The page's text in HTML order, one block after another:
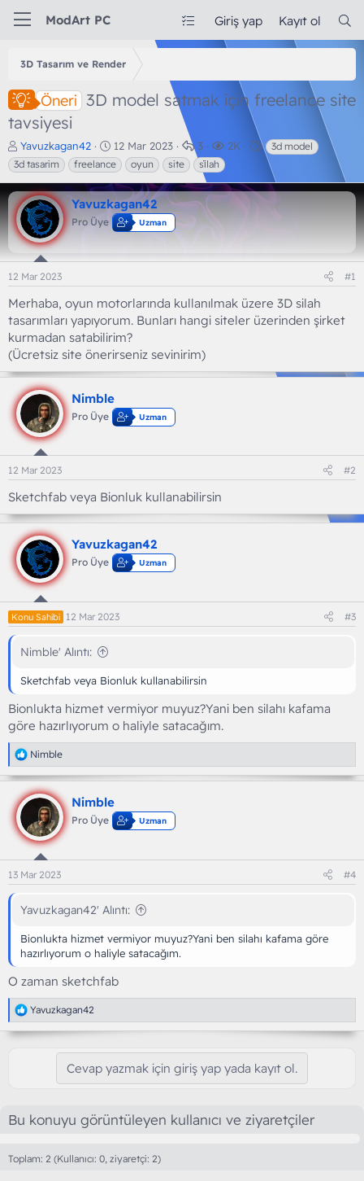
ModArt PC Giriş yap Kayıt ol
3D Tasarım ve Render
Öneri 3D model satmak için freelance site
tavsiyesi
K
o
n
b
u
y
u
b
a
ş
a
t
a
n
Yavuzkagan42
B
a
ş
l
a
n
g
ç
r
i
h
i
12 Mar 2023
C
e
v
a
p
3
G
ü
e
2K
E
t
k
r
3d model
3d tasarim
freelance oyun site si̇lah
Yavuzkagan42
Pro Üye Uzman
12 Mar 2023 #1
Merhaba, oyun motorlarında kullanılmak üzere 3D silah
tasarımları yapıyorum. Bunları hangi siteler üzerinden şirket
kurmadan satabilirim?
(Ücretsiz site önerirseniz sevinirim)
Nimble
Pro Üye Uzman
12 Mar 2023 #2
Sketchfab veya Bionluk kullanabilirsin
Yavuzkagan42
Pro Üye Uzman
Konu Sahibi 12 Mar 2023 #3
Nimble' Alıntı:
Sketchfab veya Bionluk kullanabilirsin
Bionlukta hizmet vermiyor muyuz?Yani ben silahı kafama
göre hazırlıyorum o haliyle satacağım.
T
e
p
k
e
r
:
Nimble
Nimble
Pro Üye Uzman
13 Mar 2023 #4
Yavuzkagan42' Alıntı:
Bionlukta hizmet vermiyor muyuz?Yani ben silahı kafama göre
hazırlıyorum o haliyle satacağım.
O zaman sketchfab
T
e
p
:
Yavuzkagan42
Cevap yazmak için giriş yap yada kayıt ol.
Bu konuyu görüntüleyen kullanıcı ve ziyaretçiler
Toplam: 2 (Kullanıcı: 0, ziyaretçi: 2)